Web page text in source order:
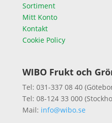
Sortiment
Mitt Konto
Kontakt
Cookie Policy
WIBO Frukt och
Tel: 031-337 08 40
Tel: 08-124 33 000
Mail: info@wibo.se